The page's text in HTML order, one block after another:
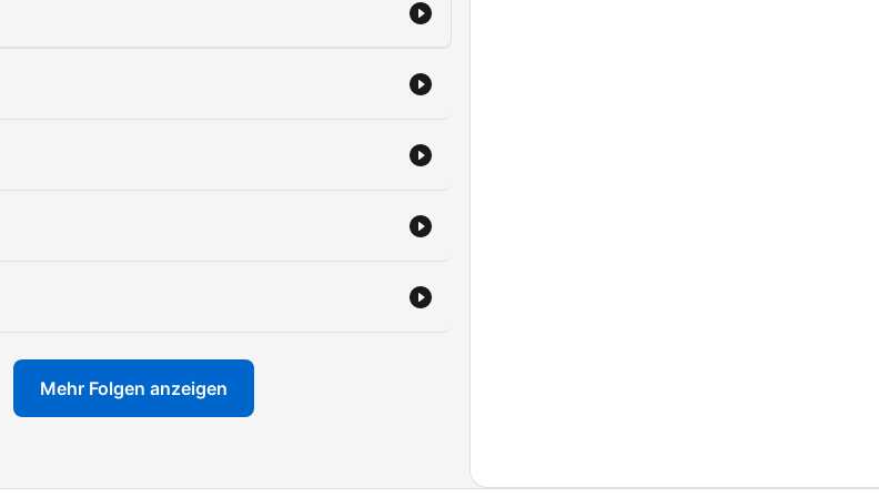
Mehr Folgen anzeigen